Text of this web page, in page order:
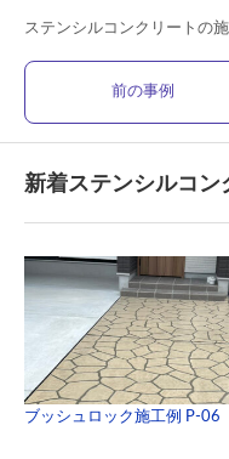
ステンシルコンクリートの施
前の事例
新着ステンシルコン
ブッシュロック施工例 P-06